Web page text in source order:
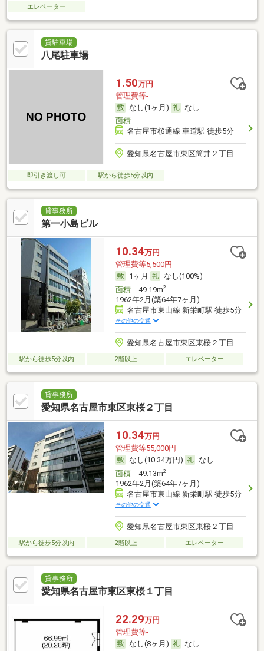
エレベーター
貸駐車場
八尾駐車場
1.50万円
管理費等-
なし(1ヶ月)
なし
面積-
名古屋市桜通線 車道駅 徒歩5分
愛知県名古屋市東区筒井２丁目
即引き渡し可 駅から徒歩5分以内
貸事務所
第一小島ビル
10.34万円
管理費等5,500円
1ヶ月
なし(100%)
面積49.19m2
1962年2月(築64年7ヶ月)
名古屋市東山線 新栄町駅 徒歩5分
その他の交通
愛知県名古屋市東区東桜２丁目
駅から徒歩5分以内 2階以上 エレベーター
貸事務所
愛知県名古屋市東区東桜２丁目
10.34万円
管理費等55,000円
なし(10.34万円)
なし
面積49.13m2
1962年2月(築64年7ヶ月)
名古屋市東山線 新栄町駅 徒歩5分
その他の交通
愛知県名古屋市東区東桜２丁目
駅から徒歩5分以内 2階以上 エレベーター
貸事務所
愛知県名古屋市東区東桜１丁目
22.29万円
管理費等-
なし(8ヶ月)
なし